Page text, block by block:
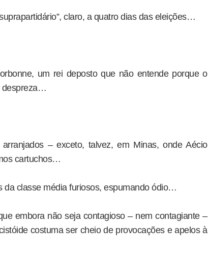
claro, a quatro dias das eleições…
um rei deposto que não entende porque o
despreza…
– exceto, talvez, em Minas, onde Aécio
cartuchos…
da classe média furiosos, espumando ódio…
embora não seja contagioso – nem contagiante –
costuma ser cheio de provocações e apelos à